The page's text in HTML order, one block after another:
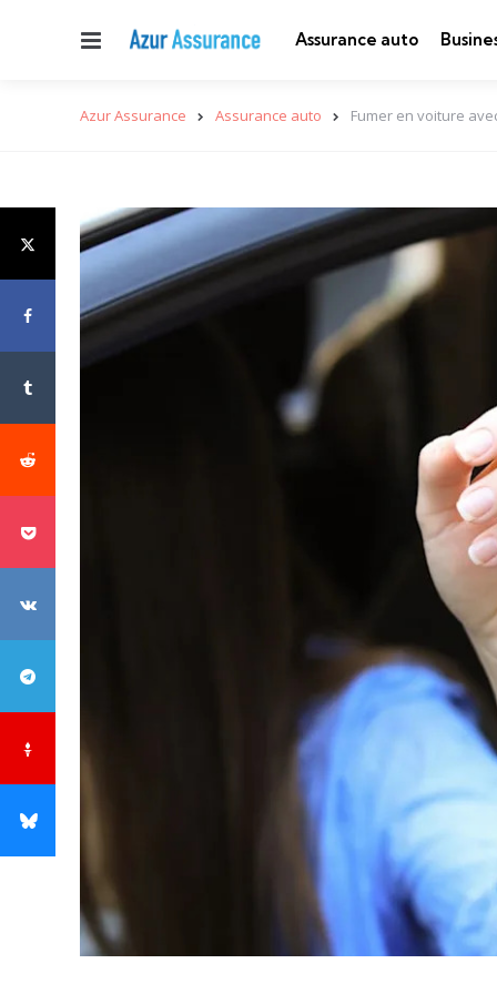
Menu Assurance auto
Azur Assurance Assurance auto Fumer en voiture